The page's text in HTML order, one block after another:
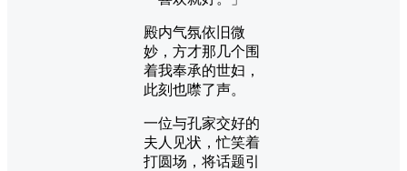
殿内气氛依旧微
妙，方才那几个围
着我奉承的世妇，
此刻也噤了声。
一位与孔家交好的
夫人见状，忙笑着
打圆场，将话题引